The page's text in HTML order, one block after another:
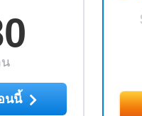
น
นนี้